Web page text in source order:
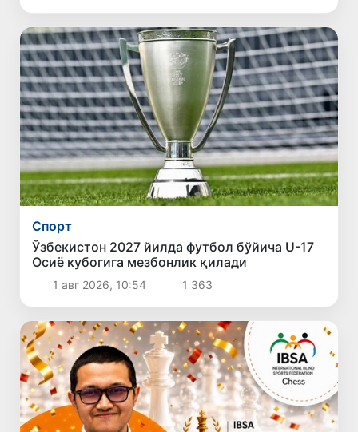
Спорт
Ўзбекистон 2027 йилда футбол бўйича U-17
Осиё кубогига мезбонлик қилади
1 авг 2026, 10:54 1 363